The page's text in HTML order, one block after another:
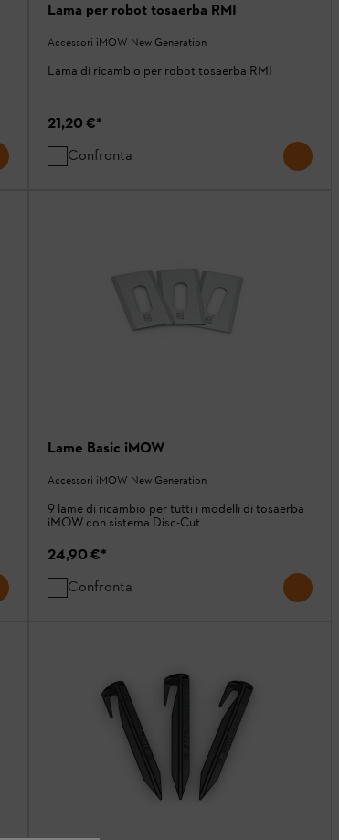
Lama per robot tosaerba RMI
Accessori iMOW New Generation
Lama di ricambio per robot tosaerba RMI
21,20 €*
Confronta
Lame Basic iMOW
Accessori iMOW New Generation
9 lame di ricambio per tutti i modelli di tosaerba
iMOW con sistema Disc-Cut
24,90 €*
Confronta